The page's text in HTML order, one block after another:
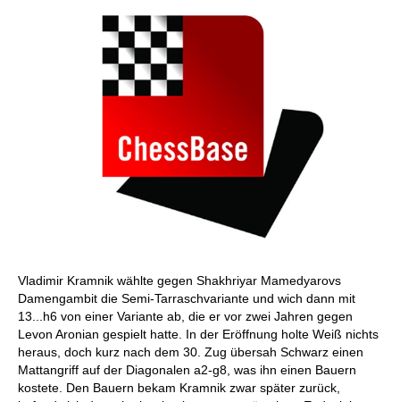
Vladimir Kramnik wählte gegen Shakhriyar Mamedyarovs
Damengambit die Semi-Tarraschvariante und wich dann mit
13...h6 von einer Variante ab, die er vor zwei Jahren gegen
Levon Aronian gespielt hatte. In der Eröffnung holte Weiß nichts
heraus, doch kurz nach dem 30. Zug übersah Schwarz einen
Mattangriff auf der Diagonalen a2-g8, was ihn einen Bauern
kostete. Den Bauern bekam Kramnik zwar später zurück,